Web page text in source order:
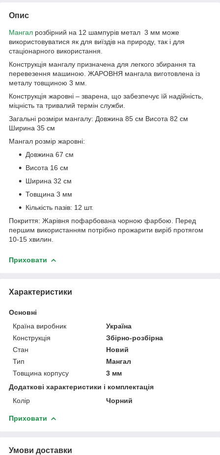
Опис
Мангал розбірний на 12 шампурів метал 3 мм може
використовуватися як для виїздів на природу, так і для
стаціонарного використання.
Конструкція мангалу призначена для легкого збирання та
перевезення машиною. ЖАРОВНЯ мангала виготовлена із
металу товщиною 3 мм.
Конструкція жаровні – зварена, що забезпечує їй надійність,
міцність та тривалий термін служби.
Загальні розміри мангалу: Довжина 85 см Висота 82 см
Ширина 35 см
Мангал розмір жаровні:
Довжина 67 см
Висота 16 см
Ширина 32 см
Товщина 3 мм
Кількість пазів: 12 шт.
Покриття: Жарівня пофарбована чорною фарбою. Перед
першим використанням потрібно прожарити виріб протягом
10-15 хвилин.
Приховати
Характеристики
Основні
Країна виробник
Україна
Конструкція
Збірно-розбірна
Стан
Новий
Тип
Мангал
Товщина корпусу
3 мм
Додаткові характеристики і комплектація
Колір
Чорний
Приховати
Умови доставки